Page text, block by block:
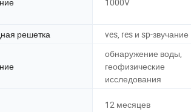
решетка ves, res и sp-звучание
обнаружение воды,
геофизические
исследования
12 месяцев